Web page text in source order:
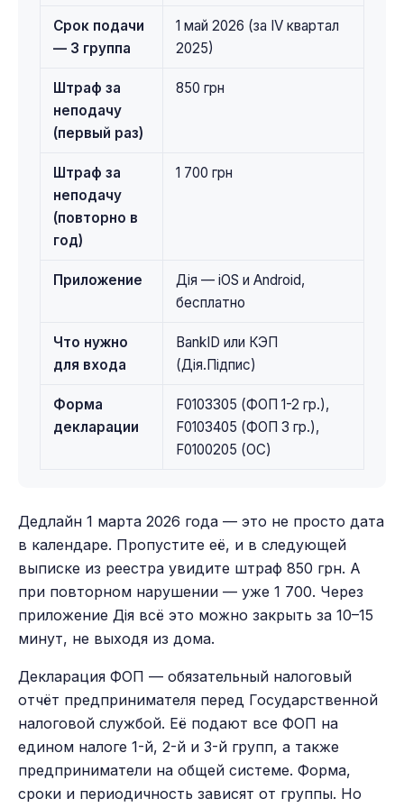
Срок подачи
— 3 группа
1 май 2026 (за IV квартал
2025)
Штраф за
неподачу
(первый раз)
850 грн
Штраф за
неподачу
(повторно в
год)
1 700 грн
Приложение
Дія — iOS и Android,
бесплатно
Что нужно
для входа
BankID или КЭП
(Дія.Підпис)
Форма
декларации
F0103305 (ФОП 1-2 гр.),
F0103405 (ФОП 3 гр.),
F0100205 (ОС)
Дедлайн 1 марта 2026 года — это не просто дата
в календаре. Пропустите её, и в следующей
выписке из реестра увидите штраф 850 грн. А
при повторном нарушении — уже 1 700. Через
приложение Дія всё это можно закрыть за 10–15
минут, не выходя из дома.
Декларация ФОП — обязательный налоговый
отчёт предпринимателя перед Государственной
налоговой службой. Её подают все ФОП на
едином налоге 1-й, 2-й и 3-й групп, а также
предприниматели на общей системе. Форма,
сроки и периодичность зависят от группы. Но